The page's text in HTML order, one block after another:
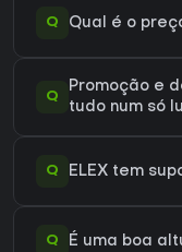
Q Qual é o
Q
Promoção e
tudo num só
Q ELEX tem
Q É uma boa